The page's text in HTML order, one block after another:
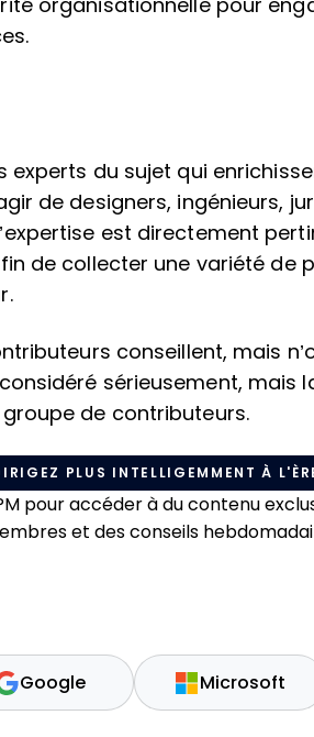
organisationnelle pour
experts du sujet qui
de designers, ingénieurs,
est directement
de collecter une variété de
conseillent, mais
sérieusement, mais
de contributeurs.
PLUS INTELLIGEMMENT À
pour accéder à du contenu
et des conseils
Google Microsoft